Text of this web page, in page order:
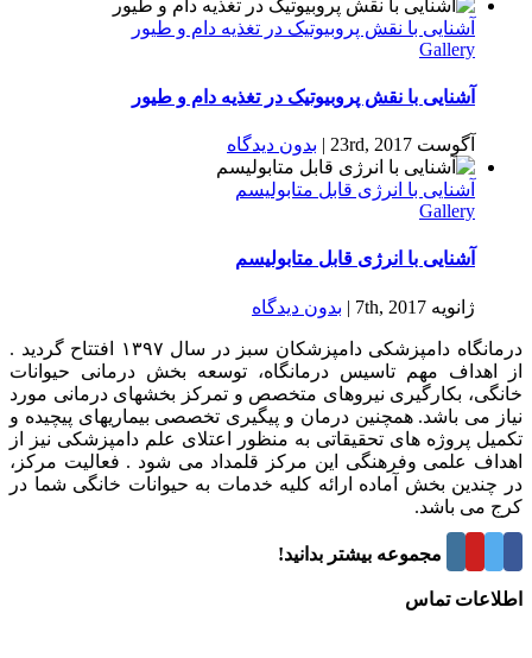
آشنایی با نقش پروبیوتیک‌ در تغذیه دام و طیور
Gallery
آشنایی با نقش پروبیوتیک‌ در تغذیه دام و طیور
آگوست 23rd, 2017 | بدون ديدگاه
آشنایی با انرژی قابل متابولیسم
Gallery
آشنایی با انرژی قابل متابولیسم
ژانویه 7th, 2017 | بدون ديدگاه
درمانگاه دامپزشکی دامپزشکان سبز در سال ۱۳۹۷ افتتاح گردید .
از اهداف مهم تاسیس درمانگاه، توسعه بخش درمانی حیوانات
خانگی، بکارگیری نیروهای متخصص و تمرکز بخشهای درمانی مورد
نیاز می باشد. همچنین درمان و پیگیری تخصصی بیماریهای پیچیده و
تکمیل پروژه های تحقیقاتی به منظور اعتلای علم دامپزشکی نیز از
اهداف علمی وفرهنگی این مرکز قلمداد می شود . فعالیت مرکز،
در چندین بخش آماده ارائه کلیه خدمات به حیوانات خانگی شما در
کرج می باشد.
درباره این مجموعه بیشتر بدانید!
اطلاعات تماس